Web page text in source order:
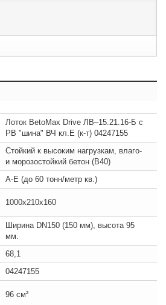
Лоток BetoMax Drive ЛВ–15.21.16-Б с
РВ "шина" ВЧ кл.E (к-т) 04247155
Стойкий к высоким нагрузкам, влаго-
и морозостойкий бетон (B40)
А-E (до 60 тонн/метр кв.)
1000х210х160
Ширина DN150 (150 мм), высота 95
мм.
68,1
04247155
96 см²